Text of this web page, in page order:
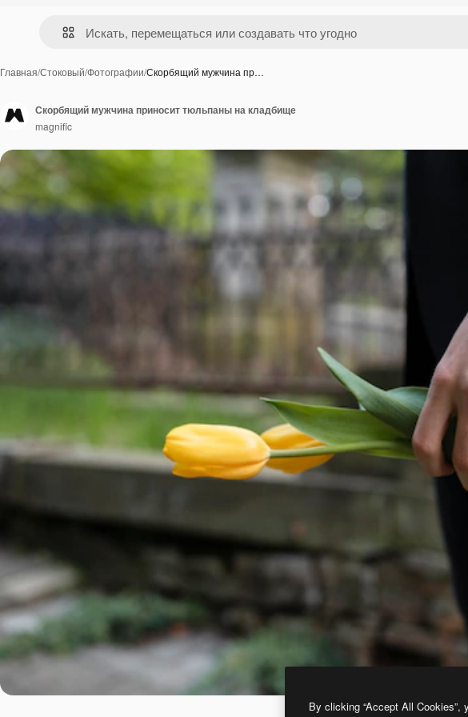
Главная/Стоковый/Фотографии/Скорбящий мужчина пр…
Скорбящий мужчина приносит тюльпаны на кладбище
magnific
By clicking “Accept All